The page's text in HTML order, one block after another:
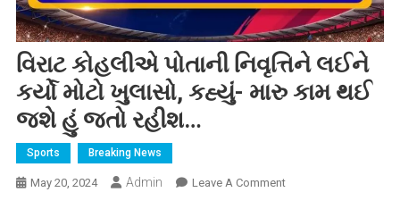
વિરાટ કોહલીએ પોતાની નિવૃત્તિને લઈને
કર્યો મોટો ખુલાસો, કહ્યું- મારુ કામ થઈ
જશે હું જતો રહીશ…
Sports Breaking News
May 20, 2024 Admin Leave A CommentOn